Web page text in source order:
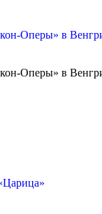
Оперы» в
Оперы» в